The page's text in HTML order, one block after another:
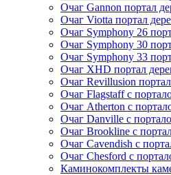
Очаг Gannon портал
Очаг Viotta портал
Очаг Symphony 26
Очаг Symphony 30
Очаг Symphony 33
Очаг XHD портал
Очаг Revillusion
Очаг Flagstaff с
Очаг Atherton с
Очаг Danville с
Очаг Brookline с
Очаг Cavendish с
Очаг Chesford с
Каминокомплекты